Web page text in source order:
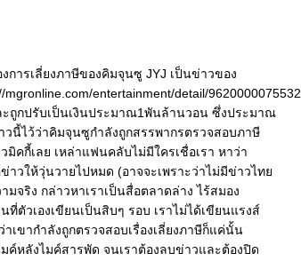
การเลี่ยงภาษีของคิมจุนซู JYJ เป็นข่าวของ
entertainment/detail/9620000075532
ถูกปรับเป็นเงินประมาณ1พันล้านวอน ซึ่งประมาณ
วนี้ไว้ว่าคิมจุนซูกำลังถูกสรรพากรตรวจสอบภาษี
คกี้เลย เหล่าแฟนคลับไม่มีใครเชื่อเรา หาว่า
าวให้วุ่นวายไปหมด (อาจจะเพราะว่าไม่มีข่าวไท
จริง กล่าวหาเราเป็นสื่อตลาดล่าง ไร้สมอง
ตัวเองเขียนเป็นสิบๆ รอบ เราไม่ได้เขียนแรงส์
เขากำลังถูกตรวจสอบเรื่องเลี่ยงภาษีก็แค่นั้น
หลังไมค์สารพัด จนเราต้องลบข่าวและต้องปิด